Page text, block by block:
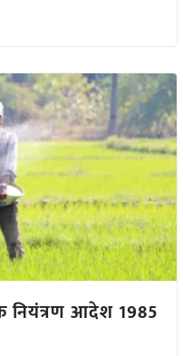
नियंत्रण आदेश 1985